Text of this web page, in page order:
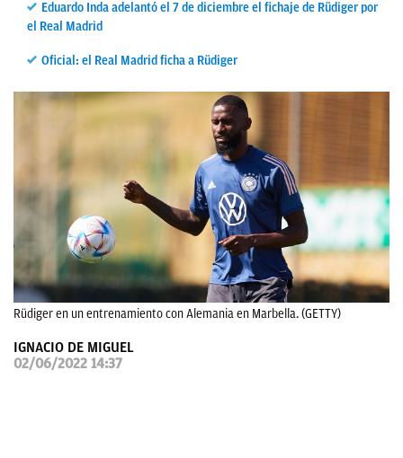
BALONCESTO
CANTERA
FICHAJES
FEMENINO
PAPARAZZI
OKDIARIO
Eduardo Inda adelantó el 7 de diciembre el fichaje de Rüdiger por
el Real Madrid
Oficial: el Real Madrid ficha a Rüdiger
Rüdiger en un entrenamiento con Alemania en Marbella. (GETTY)
IGNACIO DE MIGUEL
02/06/2022 14:37